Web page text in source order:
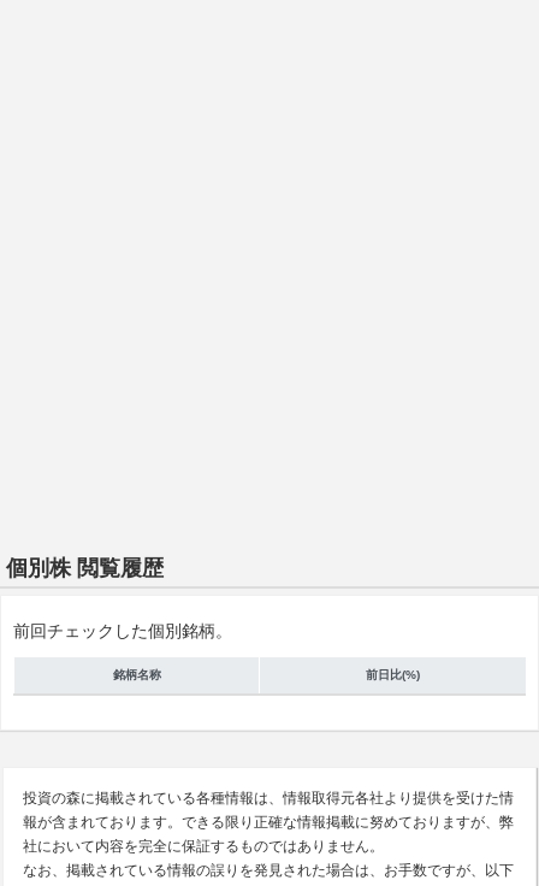
個別株 閲覧履歴
前回チェックした個別銘柄。
銘柄名称 前日比(%)
投資の森に掲載されている各種情報は、情報取得元各社より提供を受けた情
報が含まれております。できる限り正確な情報掲載に努めておりますが、弊
社において内容を完全に保証するものではありません。
なお、掲載されている情報の誤りを発見された場合は、お手数ですが、以下